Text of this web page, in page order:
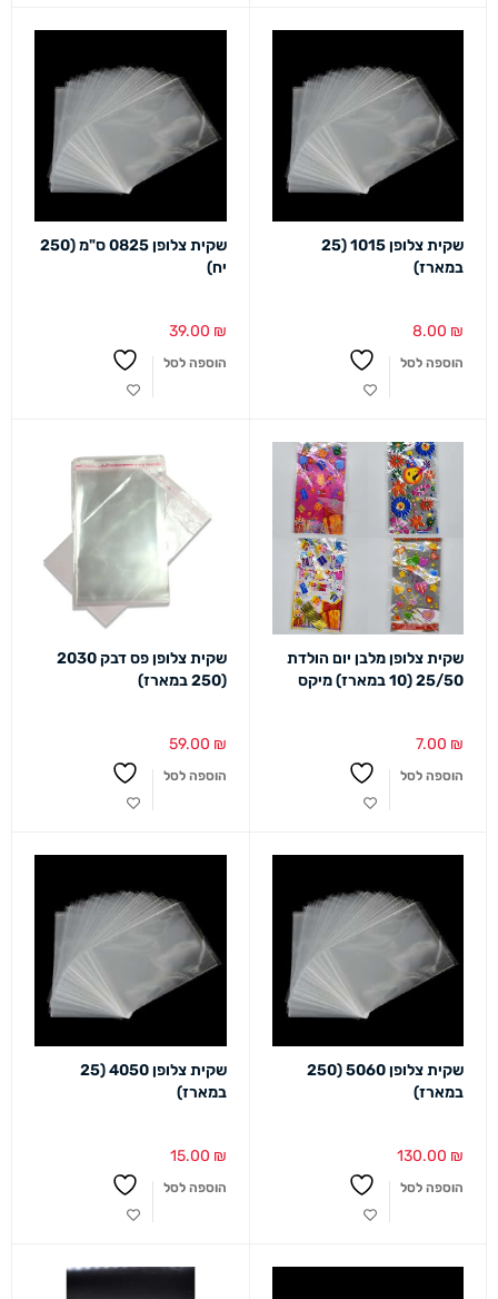
שקית צלופן 1015 (25
במארז)
8.00 ₪
הוספה לסל
שקית צלופן 0825 ס"מ (250
יח)
39.00 ₪
הוספה לסל
שקית צלופן מלבן יום הולדת
25/50 (10 במארז) מיקס
7.00 ₪
הוספה לסל
שקית צלופן פס דבק 2030
(250 במארז)
59.00 ₪
הוספה לסל
שקית צלופן 5060 (250
במארז)
130.00 ₪
הוספה לסל
שקית צלופן 4050 (25
במארז)
15.00 ₪
הוספה לסל